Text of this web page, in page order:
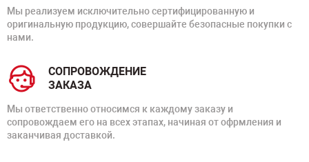
Мы реализуем исключительно сертифицированную и
оригинальную продукцию, совершайте безопасные покупки с
нами.
СОПРОВОЖДЕНИЕ
ЗАКАЗА
Мы ответственно относимся к каждому заказу и
сопровождаем его на всех этапах, начиная от офрмления и
заканчивая доставкой.